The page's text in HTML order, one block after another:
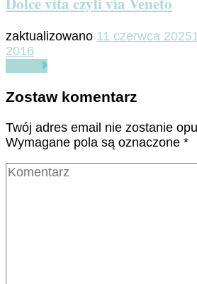
zaktualizowano 11 czerwca 2025
2016
Zostaw komentarz
Twój adres email nie zostanie
Wymagane pola są oznaczone *